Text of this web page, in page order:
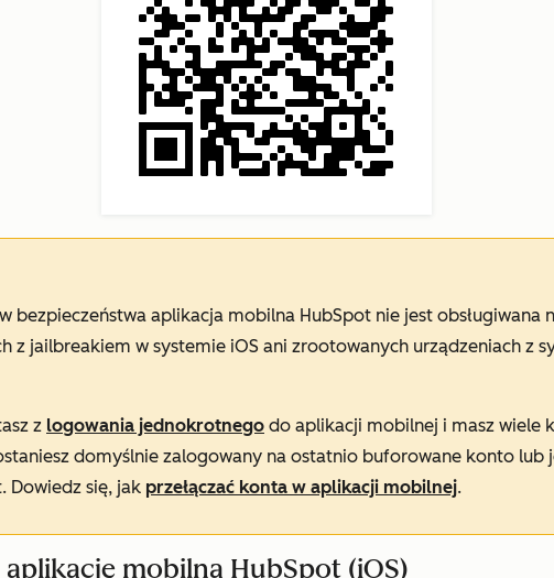
bezpieczeństwa aplikacja mobilna HubSpot nie jest obsługiwana
z jailbreakiem w systemie iOS ani zrootowanych urządzeniach z
z logowania jednokrotnego do aplikacji mobilnej i masz wiele
domyślnie zalogowany na ostatnio buforowane konto lub
Dowiedz się, jak przełączać konta w aplikacji mobilnej.
mobilną HubSpot (iOS)